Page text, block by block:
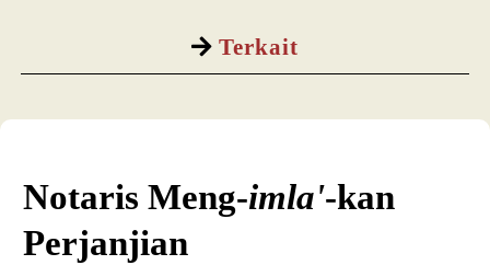
Terkait
Notaris Meng-imla'-kan
Perjanjian